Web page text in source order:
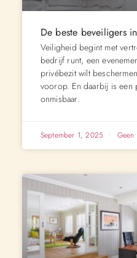
De beste beveiligers
Veiligheid begint met
bedrijf runt, een
privébezit wilt
voorop. En daarbij is
onmisbaar.
September 1, 2025 Geen